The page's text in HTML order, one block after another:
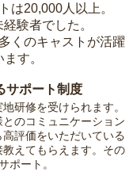
は20,000人以上。
験者でした。
くのキャストが活躍
す。
サポート制度
研修を受けられます。
のコミュニケーション
評価をいただいている
えてもらえます。その
ポート。